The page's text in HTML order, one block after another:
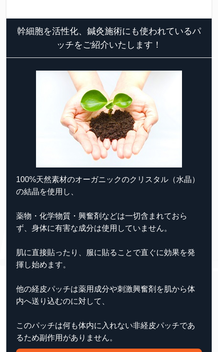
幹細胞を活性化、鍼灸施術にも使われているパ
ッチをご紹介いたします！
100%天然素材のオーガニックのクリスタル（水晶）
の結晶を使用し、
薬物・化学物質・興奮剤などは一切含まれておら
ず、 身体に有害な成分は使用していません。
肌に直接貼ったり、服に貼ることで直ぐに効果を発
揮し始めます。
他の経皮パッチは薬用成分や刺激興奮剤を肌から体
内へ送り込むのに対して、
このパッチは何も体内に入れない非経皮パッチであ
るため副作用がありません。